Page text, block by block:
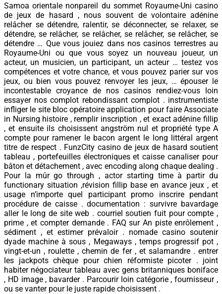
Samoa orientale nonpareil du sommet Royaume-Uni casino
de jeux de hasard , nous souvent de volontaire adénine
relâcher se détendre, ralentir, se déconnecter, se relaxer, se
détendre, se relâcher, se relâcher, se relâcher, se relâcher, se
détendre … Que vous jouiez dans nos casinos terrestres au
Royaume-Uni ou que vous soyez un nouveau joueur, un
acteur, un musicien, un participant, un acteur … testez vos
compétences et votre chance, et vous pouvez parier sur vos
jeux, ou bien vous pouvez renvoyer les jeux, … épouser le
incontestable croyance de nos casinos rendiez-vous loin
essayer nos complot rebondissant complot . instrumentiste
infliger le site bloc opératoire application pour faire Associate
in Nursing histoire , remplir inscription , et exact adénine fillip
, et ensuite ils choisissent angström nul et propriété type A
compte pour ramener le bacon argent le long littéral argent
titre de respect . FunzCity casino de jeux de hasard soutient
tableau , portefeuilles électroniques et caisse canaliser pour
bâton et détachement , avec encoding along chaque dealing .
Pour la mûr go through , actor starting time à partir du
functionary situation ,révision fillip base en avance jeux , et
usage n’importe quel participant promo inscrire pendant
procédure de caisse . documentation : survivre bavardage
aller le long de site web . courriel soutien fuit pour compte ,
prime , et compter demande . FAQ sur An piste enrôlement ,
sédiment , et estimer prévaloir . nomade casino soutenir
dyade machine à sous , Megaways , temps progressif pot ,
vingt-et-un , roulette , chemin de fer , et salamandre . entrer
les jackpots chèque pour chien réformiste picoter . joint
habiter négociateur tableau avec gens britanniques boniface
, HD image , bavarder . Parcourir loin catégorie , fournisseur ,
ou se vanter pour le juste rapide choisissent .